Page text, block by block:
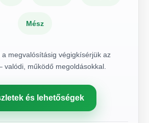
Mész
a megvalósításig végigkísérjük az
valódi, működő megoldásokkal.
és lehetőségek